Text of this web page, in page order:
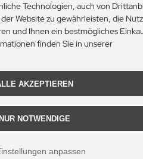
Technologien, auch von
Website zu gewährleisten, die
und Ihnen ein bestmögliches
finden Sie in unserer
AKZEPTIEREN
NUR NOTWENDIGE
anpassen